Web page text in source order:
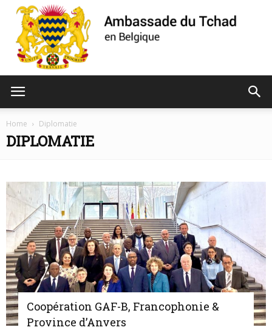
Tchad
de
Home Diplomatie
DIPLOMATIE
Coopération GAF-B, Francophonie &
Province d’Anvers